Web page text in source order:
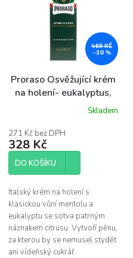
469 KČ
–30 %
Proraso Osvěžující krém
na holení- eukalyptus,
Skladem
271 Kč bez DPH
328 Kč
DO KOŠÍKU
Italský krém na holení s
klasickou vůní mentolu a
eukalyptu se sotva patrným
náznakem citrusu. Vytvoří pěnu,
za kterou by se nemusel stydět
ani vídeňský cukrář.